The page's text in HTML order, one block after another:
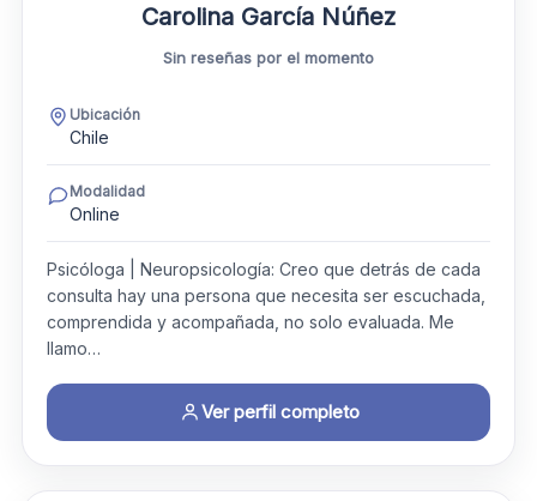
Carolina García Núñez
Sin reseñas por el momento
Ubicación
Chile
Modalidad
Online
Psicóloga | Neuropsicología: Creo que detrás de cada
consulta hay una persona que necesita ser escuchada,
comprendida y acompañada, no solo evaluada. Me
llamo…
Ver perfil completo